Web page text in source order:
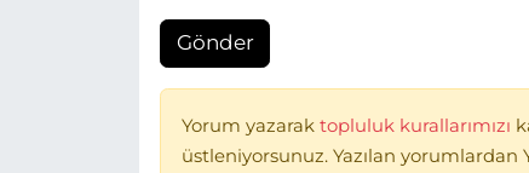
Gönder
Yorum yazarak topluluk kurallarımızı
üstleniyorsunuz. Yazılan yorumlardan